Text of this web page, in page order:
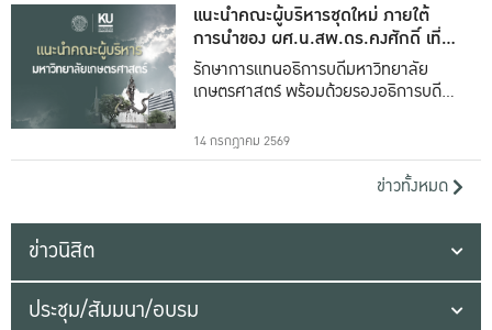
แนะนำคณะผู้บริหารชุดใหม่ ภายใต้
การนำของ ผศ.น.สพ.ดร.คงศักดิ์ เที่ยง
ธรรม
รักษาการแทนอธิการบดีมหาวิทยาลัย
เกษตรศาสตร์ พร้อมด้วยรองอธิการบดีทั้ง
14 กรกฎาคม 2569
ข่าวทั้งหมด
ข่าวนิสิต
ประชุม/สัมมนา/อบรม